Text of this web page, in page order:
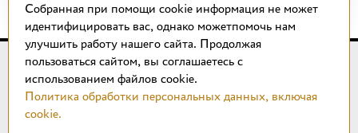
© 2018 – 2026 КОТТО design
Магазин качественной плитки, светильников, напольных
покрытий и сантехники.
Собранная при помощи cookie информация не может
идентифицировать вас, однако можетпомочь нам
улучшить работу нашего сайта. Продолжая
пользоваться сайтом, вы соглашаетесь с
использованием файлов cookie.
Политика обработки персональных данных, включая
cookie.